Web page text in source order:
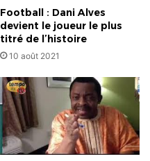
Football : Dani Alves
devient le joueur le plus
titré de l’histoire
10 août 2021